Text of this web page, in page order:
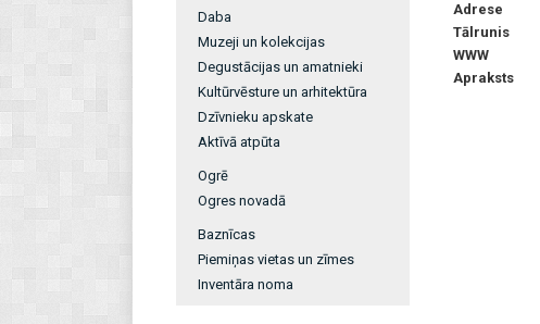
Daba
Muzeji un kolekcijas
Degustācijas un amatnieki
Kultūrvēsture un arhitektūra
Dzīvnieku apskate
Aktīvā atpūta
Ogrē
Ogres novadā
Baznīcas
Piemiņas vietas un zīmes
Inventāra noma
Adrese
Tālrunis
WWW
Apraksts